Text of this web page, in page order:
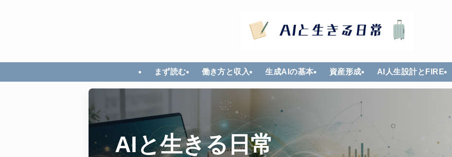
まず読む 働き方と収入 生成AIの基本 資産形成 AI人生設計とFIRE
AIと生きる日常